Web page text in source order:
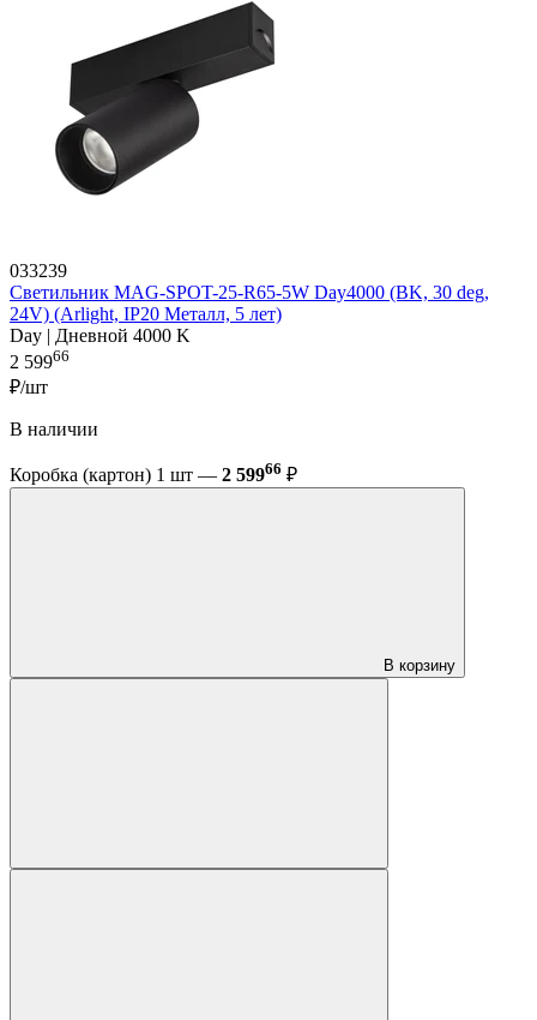
033239
Светильник MAG-SPOT-25-R65-5W Day4000 (BK, 30 deg,
24V) (Arlight, IP20 Металл, 5 лет)
Day | Дневной 4000 K
2 59966
₽/шт
В наличии
Коробка (картон) 1 шт — 2 59966 ₽
В корзину